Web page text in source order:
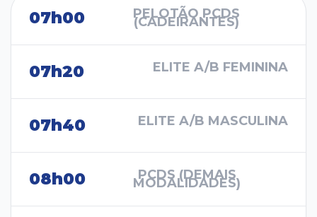
07h00 PELOTÃO PCDS
(CADEIRANTES)
07h20 ELITE A/B FEMININA
07h40 ELITE A/B MASCULINA
08h00 PCDS (DEMAIS
MODALIDADES)